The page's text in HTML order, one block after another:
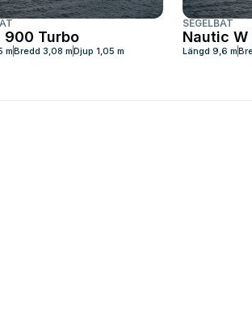
900 Turbo
mBredd 3,08 mDjup 1,05 m
SEGELBÅT
Nautic W
Längd 9,6 m